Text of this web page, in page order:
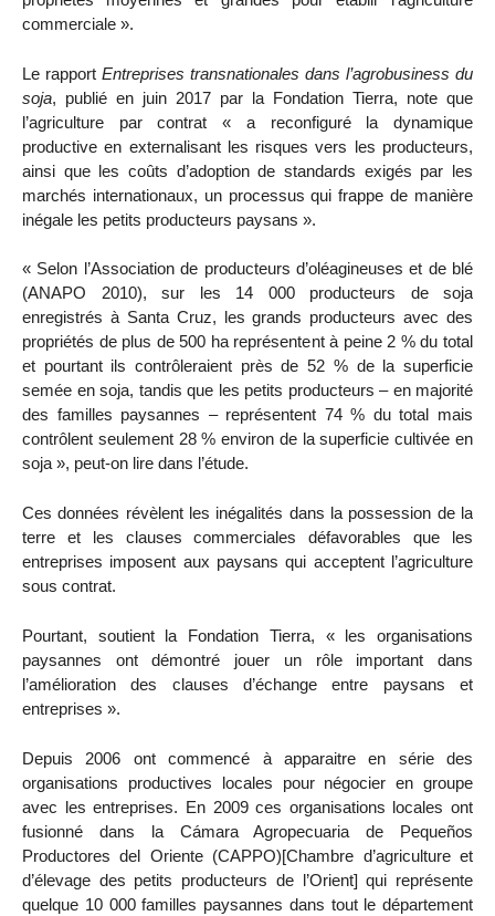
commerciale ».
Le rapport Entreprises transnationales dans l’agrobusiness du
soja, publié en juin 2017 par la Fondation Tierra, note que
l’agriculture par contrat « a reconfiguré la dynamique
productive en externalisant les risques vers les producteurs,
ainsi que les coûts d’adoption de standards exigés par les
marchés internationaux, un processus qui frappe de manière
inégale les petits producteurs paysans ».
« Selon l’Association de producteurs d’oléagineuses et de blé
(ANAPO 2010), sur les 14 000 producteurs de soja
enregistrés à Santa Cruz, les grands producteurs avec des
propriétés de plus de 500 ha représentent à peine 2 % du total
et pourtant ils contrôleraient près de 52 % de la superficie
semée en soja, tandis que les petits producteurs – en majorité
des familles paysannes – représentent 74 % du total mais
contrôlent seulement 28 % environ de la superficie cultivée en
soja », peut-on lire dans l’étude.
Ces données révèlent les inégalités dans la possession de la
terre et les clauses commerciales défavorables que les
entreprises imposent aux paysans qui acceptent l’agriculture
sous contrat.
Pourtant, soutient la Fondation Tierra, « les organisations
paysannes ont démontré jouer un rôle important dans
l’amélioration des clauses d’échange entre paysans et
entreprises ».
Depuis 2006 ont commencé à apparaitre en série des
organisations productives locales pour négocier en groupe
avec les entreprises. En 2009 ces organisations locales ont
fusionné dans la Cámara Agropecuaria de Pequeños
Productores del Oriente (CAPPO)[Chambre d’agriculture et
d’élevage des petits producteurs de l’Orient] qui représente
quelque 10 000 familles paysannes dans tout le département